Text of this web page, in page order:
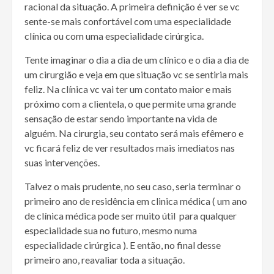
racional da situação. A primeira definição é ver se vc
sente-se mais confortável com uma especialidade
clínica ou com uma especialidade cirúrgica.
Tente imaginar o dia a dia de um clínico e o dia a dia de
um cirurgião e veja em que situação vc se sentiria mais
feliz. Na clínica vc vai ter um contato maior e mais
próximo com a clientela, o que permite uma grande
sensação de estar sendo importante na vida de
alguém. Na cirurgia, seu contato será mais efêmero e
vc ficará feliz de ver resultados mais imediatos nas
suas intervenções.
Talvez o mais prudente, no seu caso, seria terminar o
primeiro ano de residência em clinica médica ( um ano
de clínica médica pode ser muito útil para qualquer
especialidade sua no futuro, mesmo numa
especialidade cirúrgica ). E então, no final desse
primeiro ano, reavaliar toda a situação.